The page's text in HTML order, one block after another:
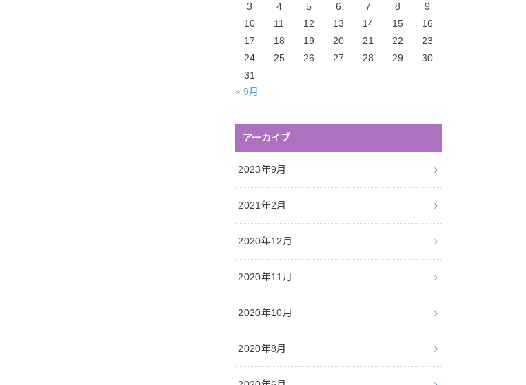
3
4 5 6 7 8
9
10
11 12 13 14 15
16
17
18 19 20 21 22
23
24
25 26 27 28 29
30
31
« 9月
アーカイブ
2023年9月
2021年2月
2020年12月
2020年11月
2020年10月
2020年8月